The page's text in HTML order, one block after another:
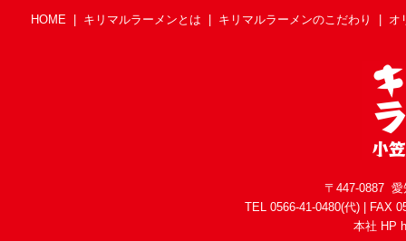
HOME キリマルラーメンとは キリマルラーメンのこだわり オ
〒447-0887 愛
TEL 0566-41-0480(代) | FAX
本社 HP